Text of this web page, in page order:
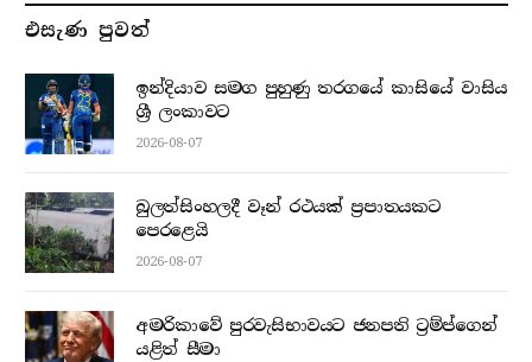
එසැණ පුව​ත්
ඉන්දියාව සමග පුහුණු තරගයේ කාසියේ වාසිය
ශ්‍රී ලංකාවට
2026-08-07
බුලත්සිංහලදී වෑන් රථයක් ප්‍රපාතයකට
පෙරළෙයි
2026-08-07
අමරිකාවේ පුරවැසිභාවයට ජනපති ට්‍රම්ප්ගෙන්
යළිත් සීමා